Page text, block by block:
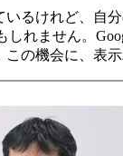
るけれど、
れません。
の機会に、表